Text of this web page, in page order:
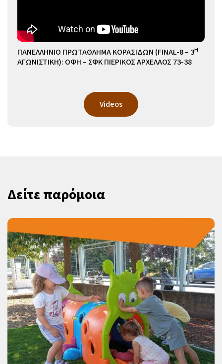
ΠΑΝΕΛΛΗΝΙΟ ΠΡΩΤΑΘΛΗΜΑ ΚΟΡΑΣΙΔΩΝ (FINAL-8 – 3Η
ΑΓΩΝΙΣΤΙΚΗ): ΟΦΗ – ΣΦΚ ΠΙΕΡΙΚΟΣ ΑΡΧΕΛΑΟΣ 73-38
Videos
Δείτε παρόμοια